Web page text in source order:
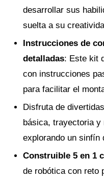
desarrollar sus
suelta a su
Instrucciones de
detalladas: Este kit
con instrucciones
para facilitar el
Disfruta de
básica, trayectoria y
explorando un sinfín
Construible 5 en 1
de robótica con reto